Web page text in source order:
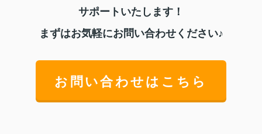
サポートいたします！
まずはお気軽にお問い合わせください♪
お問い合わせはこちら